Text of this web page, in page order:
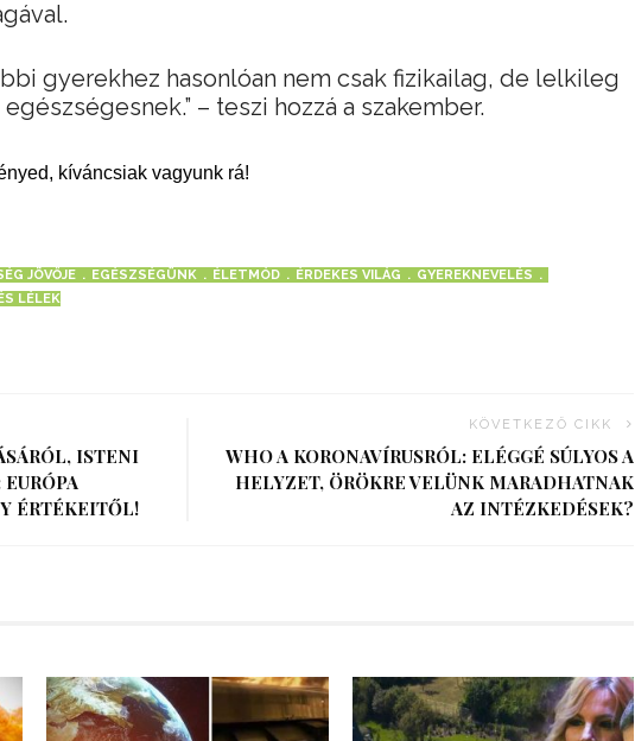
gyerekhez hasonlóan nem csak fizikailag, de lelkileg
– teszi hozzá a szakember.
kíváncsiak vagyunk rá!
JÖVŐJE EGÉSZSÉGÜNK ÉLETMÓD ÉRDEKES VILÁG
GYEREKNEVELÉS
LÉLEK
ISTENI
ÉRTÉKEITŐL!
KÖVETKEZŐ CIKK
WHO A KORONAVÍRUSRÓL: ELÉGGÉ SÚLYOS A
HELYZET, ÖRÖKRE VELÜNK MARADHATNAK
AZ INTÉZKEDÉSEK?